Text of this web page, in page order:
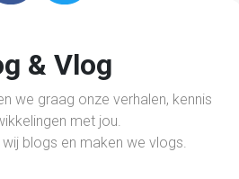
& Vlog
we graag onze verhalen, kennis
met jou.
blogs en maken we vlogs.